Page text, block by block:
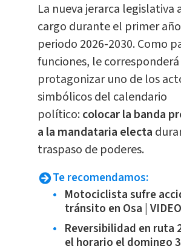
La nueva jerarca legislativa
cargo durante el primer
periodo 2026-2030. Como
funciones, le corresponderá
protagonizar uno de los
simbólicos del calendario
político:colocar la banda
a la mandataria electa
traspaso de poderes.
Te recomendamos:
Motociclista sufre
tránsito en Osa | VIDEO
Reversibilidad en ruta